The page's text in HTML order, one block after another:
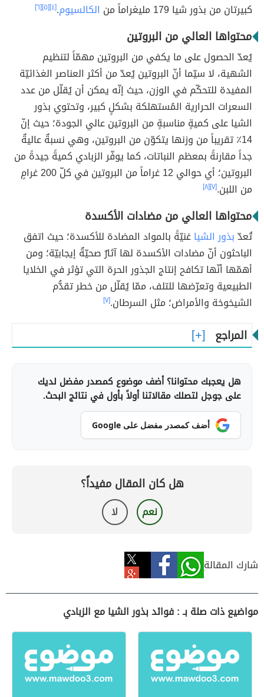
كبيرتان من بذور شيا 179 مليغراماً من
الكالسيوم.[٤] [٥] [٦]
محتواها العالي من البروتين
يُعدّ الحصول على ما يكفي من البروتين مهمّاً لتنظيم
الشهية، لا سيّما أنّ البروتين يُعدّ من أكثر العناصر الغذائيّة
المفيدة للتحكّم في الوزن، حيث إنّه يمكن أن يُقلّل من عدد
السعرات الحرارية المُستهلكة بشكلٍ كبير، وتحتوي بذور
الشيا على كميةٍ مناسبةٍ من البروتين عالي الجودة؛ حيث إنّ
14٪ تقريباً من وزنها يتكوّن من البروتين، وهي نسبةٌ عاليةٌ
جداً مقارنةً بمعظم النباتات، كما يوفّر الزبادي كميةً جيدةً من
البروتين؛ أي حوالي 12 غراماً من البروتين في كلّ 200 غرامٍ
من اللبن.[٧] [٨]
محتواها العالي من مضادات الأكسدة
تُعدّبذور الشياغنيّةً بالمواد المضادة للأكسدة؛ حيث اتفق
الباحثون أنّ مضادات الأكسدة لها آثارٌ صحيّةٌ إيجابيّة؛ ومن
أهمّها أنّها تكافح إنتاج الجذور الحرة التي تؤثر في الخلايا
الطبيعية وتعرّضها للتلف، ممّا يُقلّل من خطر تقدُّم
الشيخوخة والأمراض؛ مثل السرطان.[٧]
المراجع
هل يعجبك محتوانا؟ أضف موضوع كمصدر مفضل لديك
على جوجل لتصلك مقالاتنا أولاً بأول في نتائج البحث.
أضف كمصدر مفضل على Google
هل كان المقال مفيداً؟
نعم لا
شارك المقالة
مواضيع ذات صلة بـ : فوائد بذور الشيا مع الزبادي